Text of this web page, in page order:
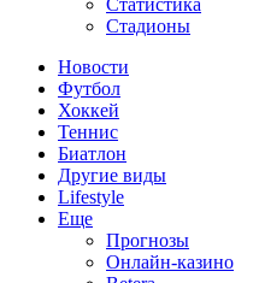
Статистика
Стадионы
Новости
Футбол
Хоккей
Теннис
Биатлон
Другие виды
Lifestyle
Еще
Прогнозы
Онлайн-казино